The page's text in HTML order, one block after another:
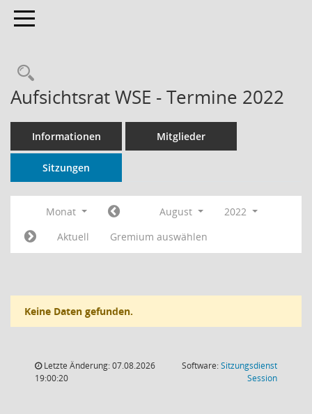
Toggle navigation
Rechercheauswahl
Aufsichtsrat WSE - Termine 2022
Informationen Mitglieder
Sitzungen
Monat August
2022
Aktuell
Gremium auswählen
Keine Daten gefunden.
Letzte Änderung: 07.08.2026
19:00:20
Software:Sitzungsdienst
Session(Wird in